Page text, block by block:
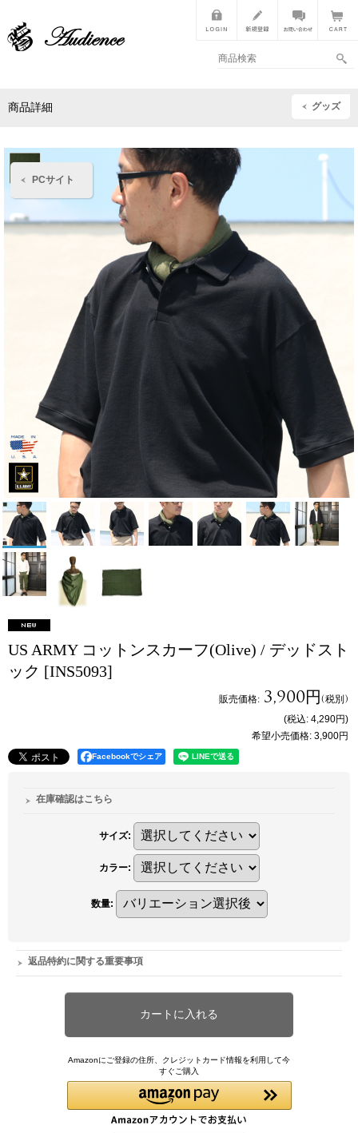
PCサイト
商品詳細 グッズ
US ARMY コットンスカーフ(Olive) / デッドスト
ック [INS5093]
販売価格: 3,900円(税別)
(税込: 4,290円)
希望小売価格: 3,900円
Facebookでシェア
在庫確認はこちら
サイズ:
カラー:
数量:
返品特約に関する重要事項
Amazonにご登録の住所、クレジットカード情報を利用して今
すぐご購入